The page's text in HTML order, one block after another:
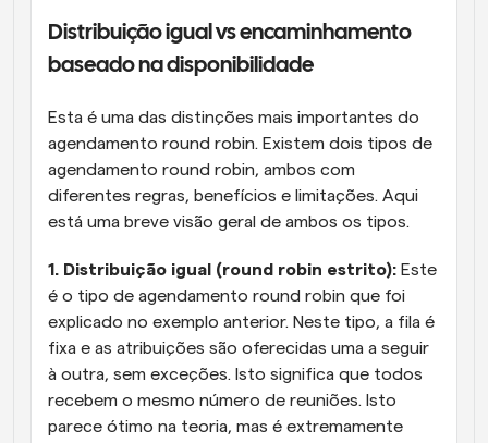
Distribuição igual vs encaminhamento
baseado na disponibilidade
Esta é uma das distinções mais importantes do
agendamento round robin. Existem dois tipos de
agendamento round robin, ambos com
diferentes regras, benefícios e limitações. Aqui
está uma breve visão geral de ambos os tipos.
1. Distribuição igual (round robin estrito): Este
é o tipo de agendamento round robin que foi
explicado no exemplo anterior. Neste tipo, a fila é
fixa e as atribuições são oferecidas uma a seguir
à outra, sem exceções. Isto significa que todos
recebem o mesmo número de reuniões. Isto
parece ótimo na teoria, mas é extremamente